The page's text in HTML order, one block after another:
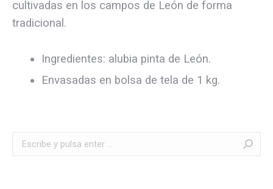
cultivadas en los campos de León de forma
tradicional.
Ingredientes: alubia pinta de León.
Envasadas en bolsa de tela de 1 kg.
Buscar: